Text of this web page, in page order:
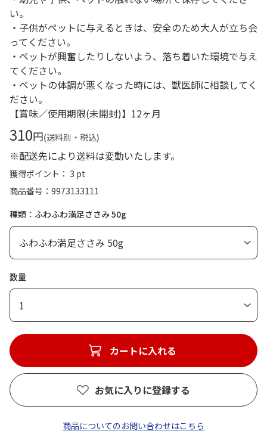
い。
・子供がペットに与えるときは、安全のため大人が立ち会
ってください。
・ペットが興奮したりしないよう、落ち着いた環境で与え
てください。
・ペットの体調が悪くなった時には、獣医師に相談してく
ださい。
【賞味／使用期限(未開封)】12ヶ月
310円(送料別・税込)
※配送先により送料は変動いたします。
獲得ポイント： 3 pt
商品番号
9973133111
種類：ふわふわ満足ささみ 50g
数量
1
カートに入れる
お気に入りに登録する
商品についてのお問い合わせはこちら